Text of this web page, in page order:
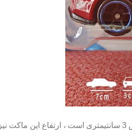
مدل پورشه پانامرا پلیس دارای طول 7 سانتیمتر و عرض 3 سانتیمتری است ، ارتفاع این ماکت نیز